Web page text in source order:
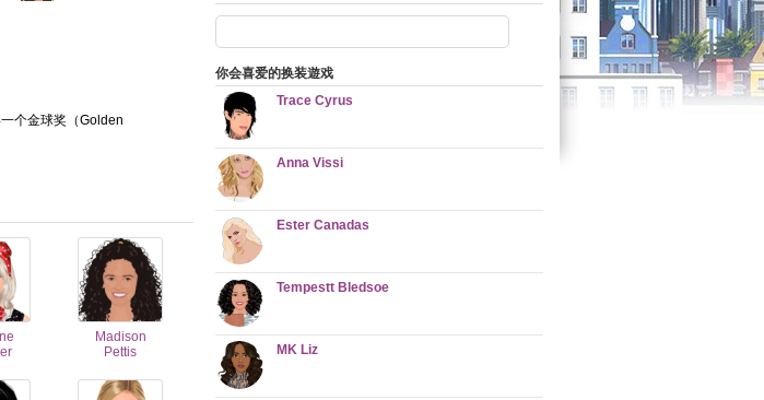
个金球奖（Golden
Madison
Pettis
你会喜爱的换装遊戏
Trace Cyrus
Anna Vissi
Ester Canadas
Tempestt Bledsoe
MK Liz